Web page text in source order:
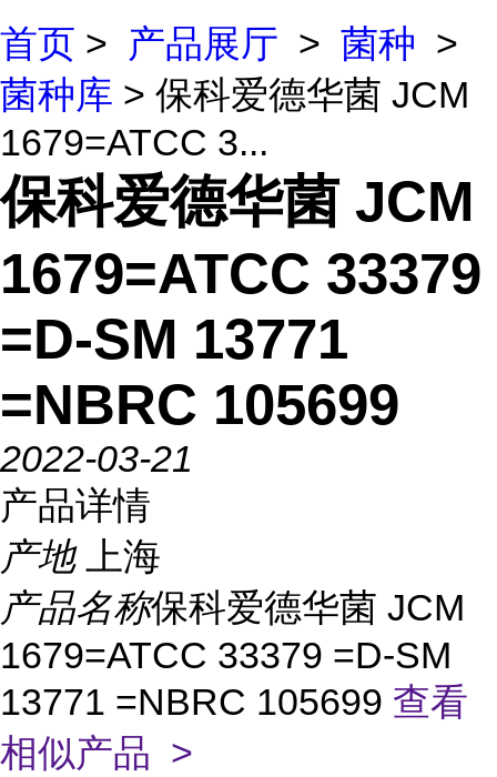
首页 > 产品展厅 > 菌种 >
菌种库 > 保科爱德华菌 JCM
1679=ATCC 3...
保科爱德华菌 JCM
1679=ATCC 33379
=D-SM 13771
=NBRC 105699
2022-03-21
产品详情
产地
上海
产品名称保科爱德华菌 JCM
1679=ATCC 33379 =D-SM
13771 =NBRC 105699 查看
相似产品 >